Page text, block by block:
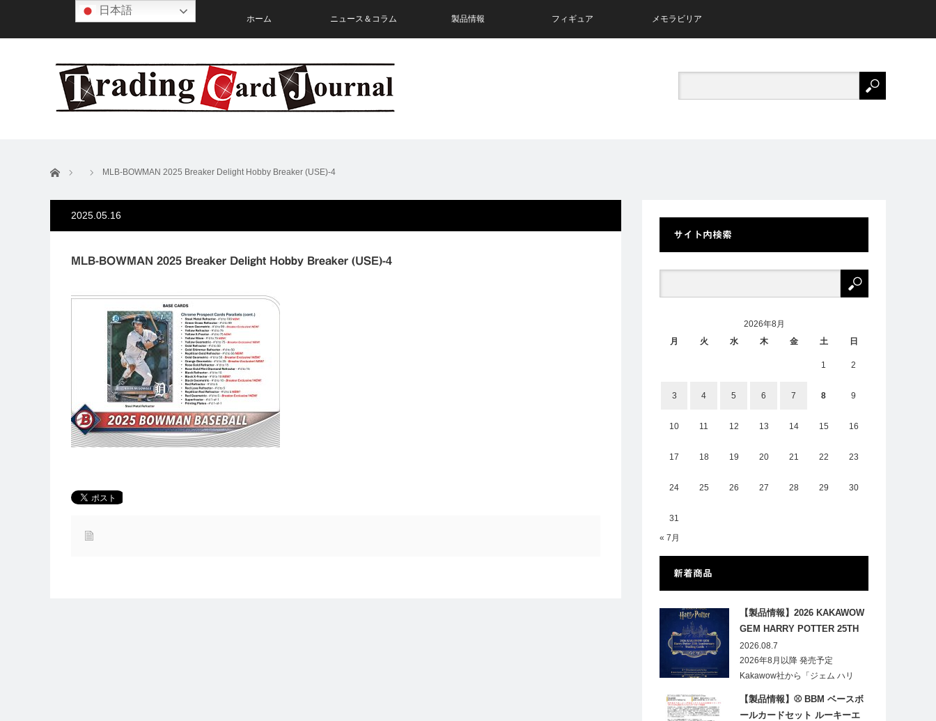
ホーム ニュース＆コラム 製品情報 フィギュア メモラビリア
ホーム MLB-BOWMAN 2025 Breaker Delight Hobby Breaker (USE)-4
2025.05.16
MLB-BOWMAN 2025 Breaker Delight Hobby Breaker (USE)-4
サイト内検索
2026年8月
月
火 水 木 金 土 日
1 2
3 4 5 6 7 8 9
10 11 12 13 14 15 16
17 18 19 20 21 22 23
24 25 26 27 28 29 30
31
« 7月
新着商品
【製品情報】2026 KAKAWOW
GEM HARRY POTTER 25TH
ANNIVERSARY TRADING
CARDS HOBBY
2026.08.7
2026年8月以降 発売予定
Kakawow社から「ジェム ハリ
【製品情報】⚾ BBM ベースボ
ールカードセット ルーキーエ
日本語